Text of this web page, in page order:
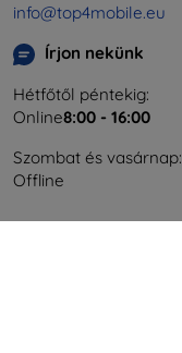
info@top4mobile.eu
Írjon nekünk
Hétfőtől péntekig:
Online8:00 - 16:00
Szombat és vasárnap:
Offline